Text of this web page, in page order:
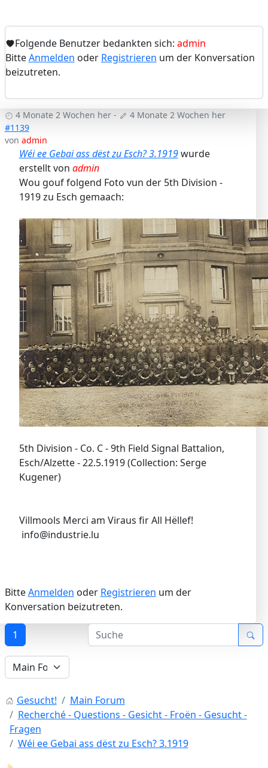
Folgende Benutzer bedankten sich: admin
BitteAnmelden oder Registrieren um der Konversation
beizutreten.
4 Monate 2 Wochen her-
4 Monate 2 Wochen her
#1139
von admin
Wéi ee Gebai ass dëst zu Esch? 3.1919wurde
erstellt von admin
Wou gouf folgend Foto vun der 5th Division -
1919 zu Esch gemaach:
5th Division - Co. C - 9th Field Signal Battalion,
Esch/Alzette - 22.5.1919 (Collection: Serge
Kugener)
Villmools Merci am Viraus fir All Hëllef!
info@industrie.lu
BitteAnmelden oder Registrieren um der
Konversation beizutreten.
1
Gesucht!
Main Forum
Recherché - Questions - Gesicht - Froën - Gesucht -
Fragen
Wéi ee Gebai ass dëst zu Esch? 3.1919